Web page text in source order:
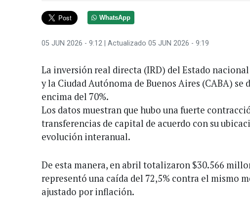
WhatsApp
05 JUN 2026 - 9:12 | Actualizado 05 JUN 2026 - 9:19
La inversión real directa (IRD) del Estado
y la Ciudad Autónoma de Buenos Aires (CABA)
encima del 70%.
Los datos muestran que hubo una fuerte
transferencias de capital de acuerdo con su
evolución interanual.
De esta manera, en abril totalizaron $30.566
representó una caída del 72,5% contra el mismo
ajustado por inflación.